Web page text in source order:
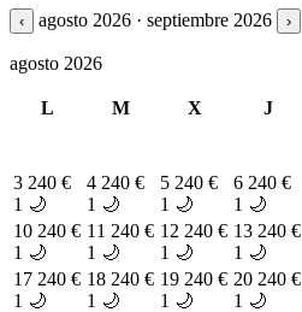
‹ agosto 2026 · septiembre 2026 ›
agosto 2026
L M X J
3 240 €
1 🌙
4 240 €
1 🌙
5 240 €
1 🌙
6 240 €
1 🌙
10 240 €
1 🌙
11 240 €
1 🌙
12 240 €
1 🌙
13 240 €
1 🌙
17 240 €
1 🌙
18 240 €
1 🌙
19 240 €
1 🌙
20 240 €
1 🌙